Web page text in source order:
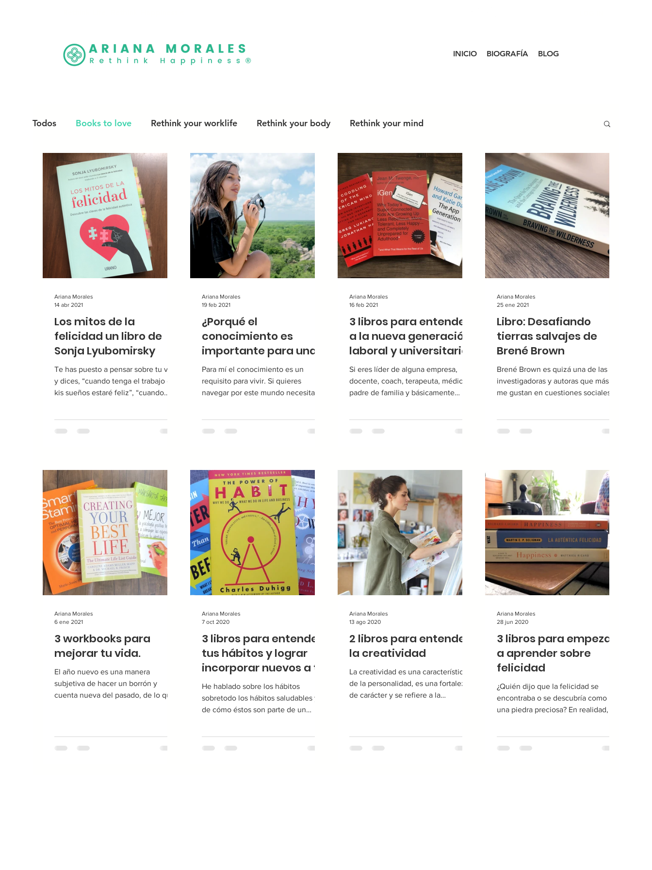
INICIO BIOGRAFÍA BLOG
Todos Books to love Rethink your worklife Rethink your body Rethink your mind
Los mitos de la
felicidad un libro de
Sonja Lyubomirsky
Te has puesto a pensar sobre tu vida
y dices, “cuando tenga el trabajo de
kis sueños estaré feliz”, “cuando
Ariana Morales
14 abr 2021
¿Porqué el
conocimiento es
importante para una
vida más plena?
Para mí el conocimiento es un
requisito para vivir. Si quieres
navegar por este mundo necesitas
Ariana Morales
19 feb 2021
3 libros para entender
a la nueva generación
laboral y universitaria
Si eres líder de alguna empresa,
docente, coach, terapeuta, médico,
padre de familia y básicamente
Ariana Morales
16 feb 2021
Libro: Desafiando
tierras salvajes de
Brené Brown
Brené Brown es quizá una de las
investigadoras y autoras que más
me gustan en cuestiones sociales y
Ariana Morales
25 ene 2021
3 workbooks para
mejorar tu vida.
El año nuevo es una manera
subjetiva de hacer un borrón y
cuenta nueva del pasado, de lo que
Ariana Morales
6 ene 2021
3 libros para entender
tus hábitos y lograr
incorporar nuevos a tu
vida o modificarlos
He hablado sobre los hábitos
sobretodo los hábitos saludables y
de cómo éstos son parte de un
Ariana Morales
7 oct 2020
2 libros para entender
la creatividad
La creatividad es una característica
de la personalidad, es una fortaleza
de carácter y se refiere a la
Ariana Morales
13 ago 2020
3 libros para empezar
a aprender sobre
felicidad
¿Quién dijo que la felicidad se
encontraba o se descubría como
una piedra preciosa? En realidad, lo
Ariana Morales
28 jun 2020